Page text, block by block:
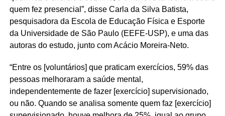
quem fez presencial”, disse Carla da Silva Batista,
pesquisadora da Escola de Educação Física e Esporte
da Universidade de São Paulo (EEFE-USP), e uma das
autoras do estudo, junto com Acácio Moreira-Neto.
“Entre os [voluntários] que praticam exercícios, 59% das
pessoas melhoraram a saúde mental,
independentemente de fazer [exercício] supervisionado,
ou não. Quando se analisa somente quem faz [exercício]